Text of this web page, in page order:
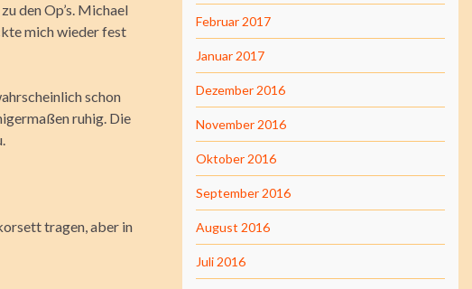
den Op’s. Michael
mich wieder fest
schon
ruhig. Die
tragen, aber in
Februar 2017
Januar 2017
Dezember 2016
November 2016
Oktober 2016
September 2016
August 2016
Juli 2016